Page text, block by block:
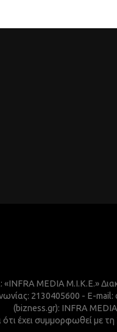
«INFRA MEDIA
2130405600 - E-
(bizness.gr): INFRA
ότι έχει συμμορφωθεί με